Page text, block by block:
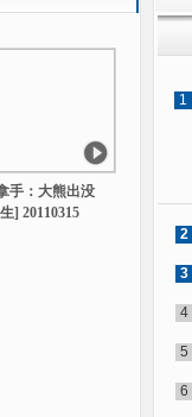
手：大熊出没
] 20110315
1
2
3
4
5
6